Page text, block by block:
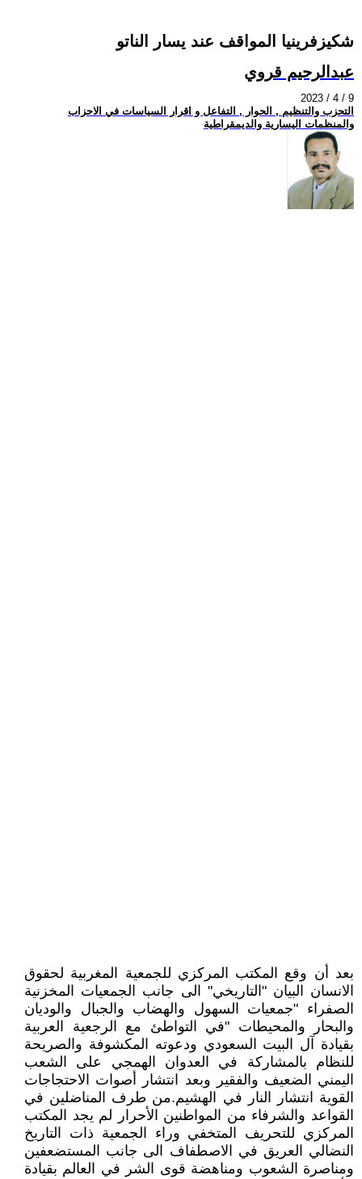
شكيزفرينيا المواقف عند يسار الناتو
عبدالرحيم قروي
2023 / 4 / 9
التحزب والتنظيم , الحوار , التفاعل و اقرار السياسات في الاحزاب
والمنظمات اليسارية والديمقراطية
بعد أن وقع المكتب المركزي للجمعية المغربية لحقوق
الانسان البيان "التاريخي" الى جانب الجمعيات المخزنية
الصفراء "جمعيات السهول والهضاب والجبال والوديان
والبحار والمحيطات "في التواطئ مع الرجعية العربية
بقيادة آل البيت السعودي ودعوته المكشوفة والصريحة
للنظام بالمشاركة في العدوان الهمجي على الشعب
اليمني الضعيف والفقير وبعد انتشار أصوات الاحتجاجات
القوية انتشار النار في الهشيم.من طرف المناضلين في
القواعد والشرفاء من المواطنين الأحرار لم يجد المكتب
المركزي للتحريف المتخفي وراء الجمعية ذات التاريخ
النضالي العريق في الاصطفاف الى جانب المستضعفين
ومناصرة الشعوب ومناهضة قوى الشر في العالم بقيادة